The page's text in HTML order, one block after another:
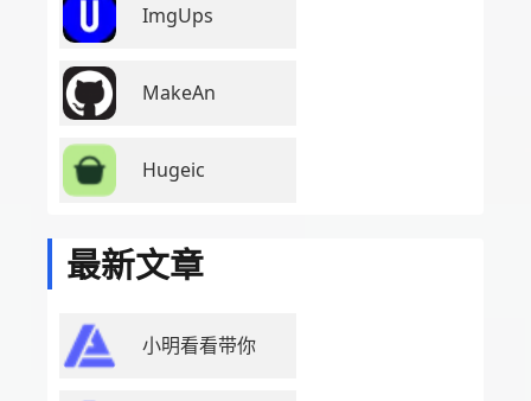
ImgUps
MakeAn
Hugeic
最新文章
小明看看带你